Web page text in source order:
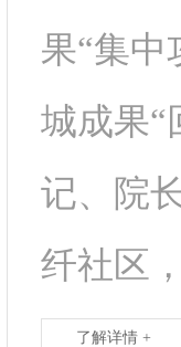
果“集
城成果“
记、院
纤社区
了解详情 +